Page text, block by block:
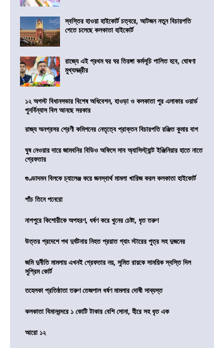
স্বস্তির হাওয়া হাইকোর্ট চত্বরে, আটজন নতুন বিচারপতি
পেতে চলেছে কলকাতা হাইকোর্ট
রাজ্যে এই প্রথম ঘর ঘর তিরঙ্গা কর্মসূচি পালিত হবে, ঘোষণা
মুখ্যমন্ত্রীর
১২ অগস্ট বিধানসভার বিশেষ অধিবেশন, হাওড়া ও কলকাতা পুর এলাকার ওয়ার্ড
পুনর্বিন্যাস বিল আনছে সরকার
রাজ্য অনগ্রসর শ্রেণী কমিশনের নেতৃত্বে প্রাক্তন বিচারপতি রঞ্জিত কুমার বাগ
ঘুষ নেওয়ার দায়ে জামবনির বিডিও অফিসে সাব অ্যাসিস্ট্যান্ট ইঞ্জিনিয়ার হাতে নাতে
গ্রেফতার
গুণ্ডাদমন বিলকে চ্যালেঞ্জ করে জনস্বার্থ মামলা খারিজ করল কলকাতা হাইকোর্ট
পাঁচ তিনে পনেরো
নাগপুরে কিশোরীকে অপহরণ, ধর্ষণ করে খুনের চেষ্টা, ধৃত তরুণ
উত্তর প্রদেশে পথ দুর্ঘটনায় নিহত প্রয়াত গ্যাং স্টারের পুত্র সহ দুজনের
জমি দুর্নীতি মামলায় এখনই গ্রেফতার নয়, সুমিত রায়কে সাময়িক স্বস্তি দিল
সুপ্রিম কোর্ট
তহেলকা প্রতিষ্ঠাতা তরুণ তেজপাল ধর্ষণ মামলার দোষী সাব্যস্ত
কলকাতা বিমানবন্দরে ১ কোটি টাকার বেশি সোনা, হীরে সহ ধৃত এক
আরো ১২